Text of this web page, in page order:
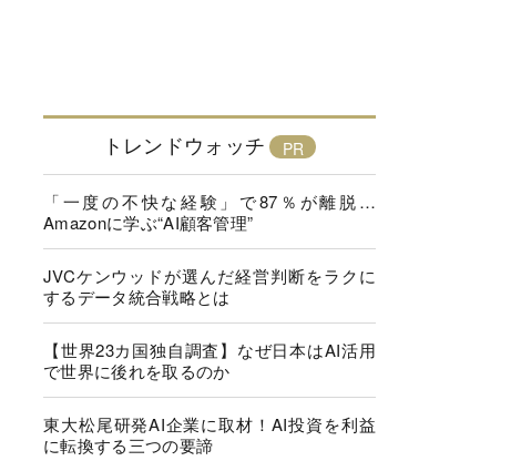
トレンドウォッチ
「一度の不快な経験」で87％が離脱…
Amazonに学ぶ“AI顧客管理”
JVCケンウッドが選んだ経営判断をラクに
するデータ統合戦略とは
【世界23カ国独自調査】なぜ日本はAI活用
で世界に後れを取るのか
東大松尾研発AI企業に取材！AI投資を利益
に転換する三つの要諦